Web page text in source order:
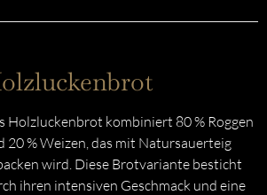
Holzluckenbrot kombiniert 80 % Roggen
20 % Weizen, das mit Natursauerteig
wird. Diese Brotvariante besticht
ihren intensiven Geschmack und eine